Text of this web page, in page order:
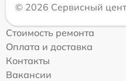
© 2026 Сервисный
Стоимость ремонта
Оплата и доставка
Контакты
Вакансии